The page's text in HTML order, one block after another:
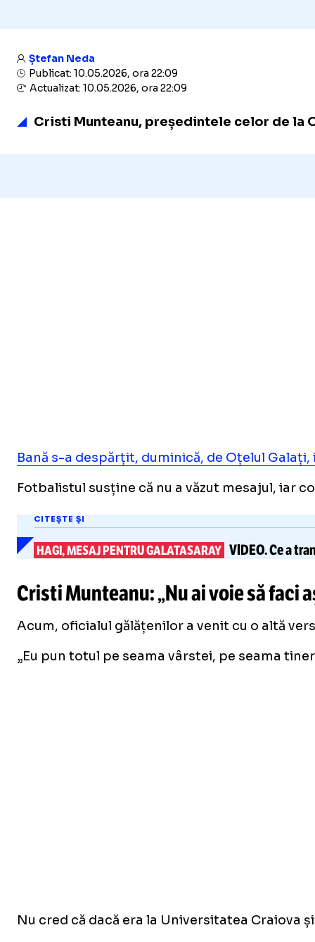
Ștefan Neda
Publicat: 10.05.2026, ora 22:09
Actualizat: 10.05.2026, ora 22:09
Cristi Munteanu, președintele celor de la
Bană s-a despărțit, duminică, de Oțelul
Fotbalistul susține că nu a văzut mesajul, iar
CITEȘTE ȘI
HAGI, MESAJ PENTRU GALATASARAY VIDEO.Ce a
Cristi Munteanu: „Nu ai voie să faci
Acum, oficialul gălățenilor a venit cu o altă
„Eu pun totul pe seama vârstei, pe seama
Nu cred că dacă era la Universitatea Craiova